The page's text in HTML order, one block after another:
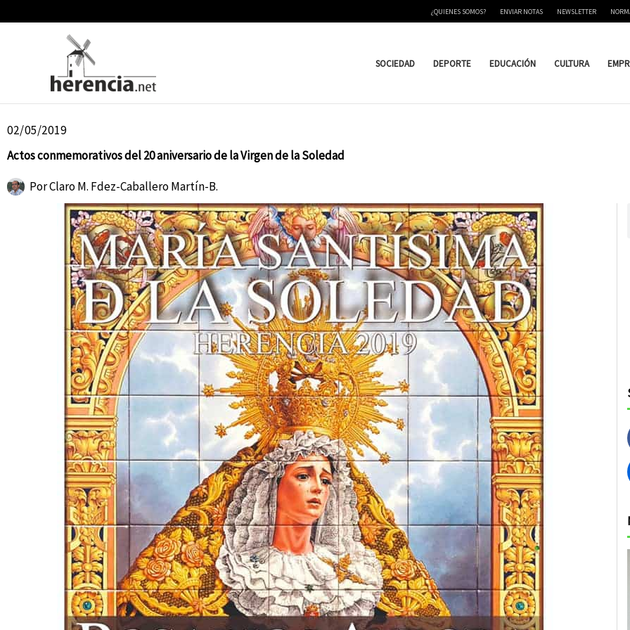
¿QUIENES SOMOS? ENVIAR NOTAS NEWSLETTER
SOCIEDAD DEPORTE EDUCACIÓN CULTURA
02/05/2019
Actos conmemorativos del 20 aniversario de la Virgen de la Soledad
PorClaro M. Fdez-Caballero Martín-B.